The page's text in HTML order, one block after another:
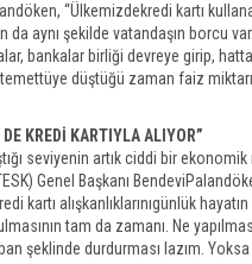
“Ülkemizdekredi kartı
da aynı şekilde vatandaşın borcu
bankalar birliği devreye girip,
düştüğü zaman faiz
KREDİ KARTIYLA ALIYOR”
seviyenin artık ciddi bir
Genel Başkanı
kartı alışkanlıklarınıgünlük
tam da zamanı. Ne
şeklinde durdurması lazım.